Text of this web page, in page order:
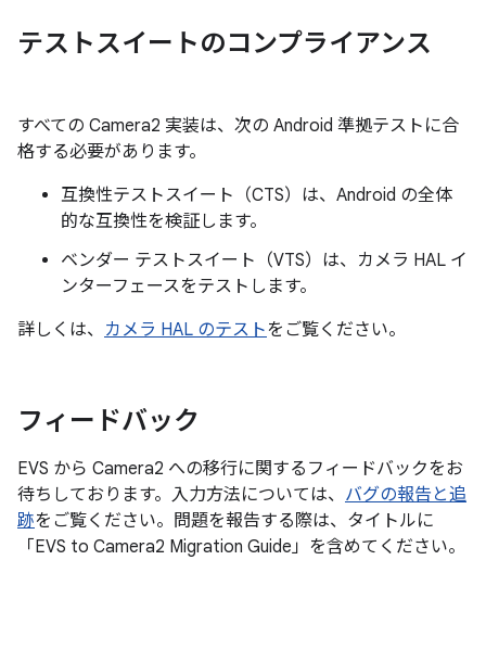
テストスイートのコンプライアンス
すべての Camera2 実装は、次の Android 準拠テストに合
格する必要があります。
互換性テストスイート（CTS）は、Android の全体
的な互換性を検証します。
ベンダー テストスイート（VTS）は、カメラ HAL イ
ンターフェースをテストします。
詳しくは、 カメラ HAL のテストをご覧ください。
フィードバック
EVS から Camera2 への移行に関するフィードバックをお
待ちしております。入力方法については、 バグの報告と追
跡をご覧ください。問題を報告する際は、タイトルに
「EVS to Camera2 Migration Guide」を含めてください。